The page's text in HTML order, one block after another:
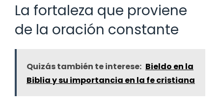
La fortaleza que proviene
de la oración constante
Quizás también te interese: Bieldo en la
Biblia y su importancia en la fe cristiana